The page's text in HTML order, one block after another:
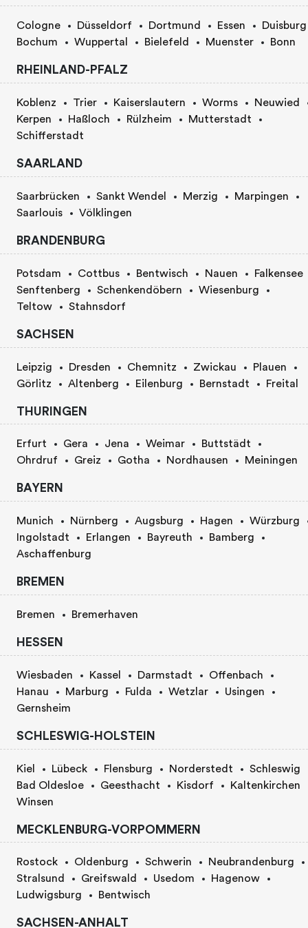
Cologne Düsseldorf Dortmund Essen
Duisburg
Bochum
Wuppertal Bielefeld Muenster Bonn
RHEINLAND-PFALZ
Koblenz Trier Kaiserslautern Worms
Neuwied
Kerpen
Haßloch Rülzheim
Mutterstadt
Schifferstadt
SAARLAND
Saarbrücken Sankt Wendel Merzig
Marpingen
Saarlouis
Völklingen
BRANDENBURG
Potsdam Cottbus Bentwisch Nauen
Falkensee
Senftenberg
Schenkendöbern
Wiesenburg
Teltow
Stahnsdorf
SACHSEN
Leipzig Dresden Chemnitz Zwickau
Plauen
Görlitz
Altenberg Eilenburg Bernstadt Freital
THURINGEN
Erfurt Gera Jena Weimar
Buttstädt
Ohrdruf
Greiz Gotha Nordhausen Meiningen
BAYERN
Munich Nürnberg Augsburg Hagen
Würzburg
Ingolstadt
Erlangen Bayreuth
Bamberg
Aschaffenburg
BREMEN
Bremen Bremerhaven
HESSEN
Wiesbaden Kassel Darmstadt
Offenbach
Hanau
Marburg Fulda Wetzlar
Usingen
Gernsheim
SCHLESWIG-HOLSTEIN
Kiel Lübeck Flensburg Norderstedt
Schleswig
Bad Oldesloe
Geesthacht Kisdorf
Kaltenkirchen
Winsen
MECKLENBURG-VORPOMMERN
Rostock Oldenburg Schwerin
Neubrandenburg
Stralsund
Greifswald Usedom
Hagenow
Ludwigsburg
Bentwisch
SACHSEN-ANHALT